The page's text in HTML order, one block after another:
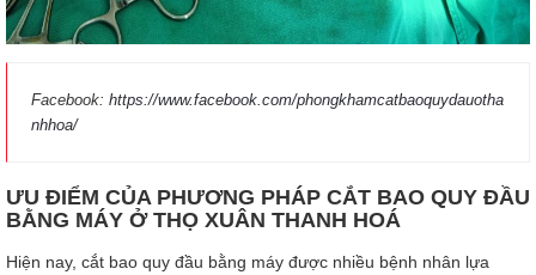
Facebook: https://www.facebook.com/phongkhamcatbaoquydauotha
nhhoa/
ƯU ĐIỂM CỦA PHƯƠNG PHÁP CẮT BAO QUY ĐẦU
BẰNG MÁY Ở THỌ XUÂN THANH HOÁ
Hiện nay, cắt bao quy đầu bằng máy được nhiều bệnh nhân lựa